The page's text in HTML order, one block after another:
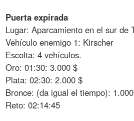
Puerta expirada
Lugar: Aparcamiento en el sur de
Vehículo enemigo 1: Kirscher
Escolta: 4 vehículos.
Oro: 01:30: 3.000 $
Plata: 02:30: 2.000 $
Bronce: (da igual el tiempo):
Reto: 02:14:45